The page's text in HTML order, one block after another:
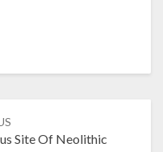
Site Of Neolithic